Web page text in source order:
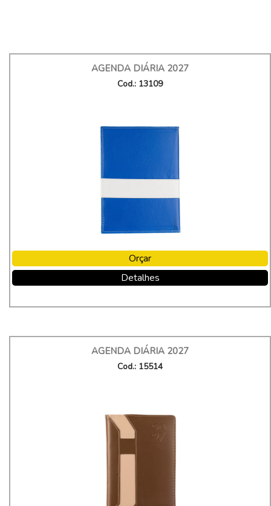
AGENDA DIÁRIA 2027
Cod.: 13109
Orçar
Detalhes
AGENDA DIÁRIA 2027
Cod.: 15514